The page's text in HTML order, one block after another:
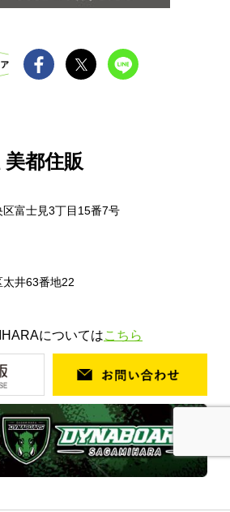
都住販
富士見3丁目15番7号
井63番地22
についてはこちら